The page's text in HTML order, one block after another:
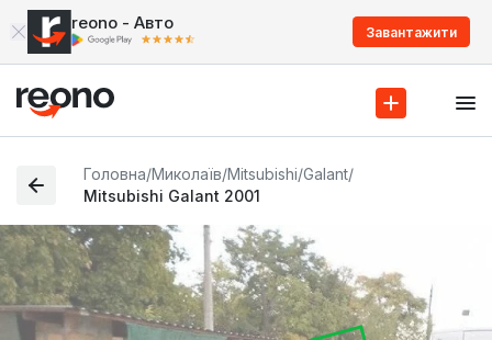
reono - Авто Завантажити
Головна/Миколаїв/Mitsubishi/Galant/
Mitsubishi Galant 2001